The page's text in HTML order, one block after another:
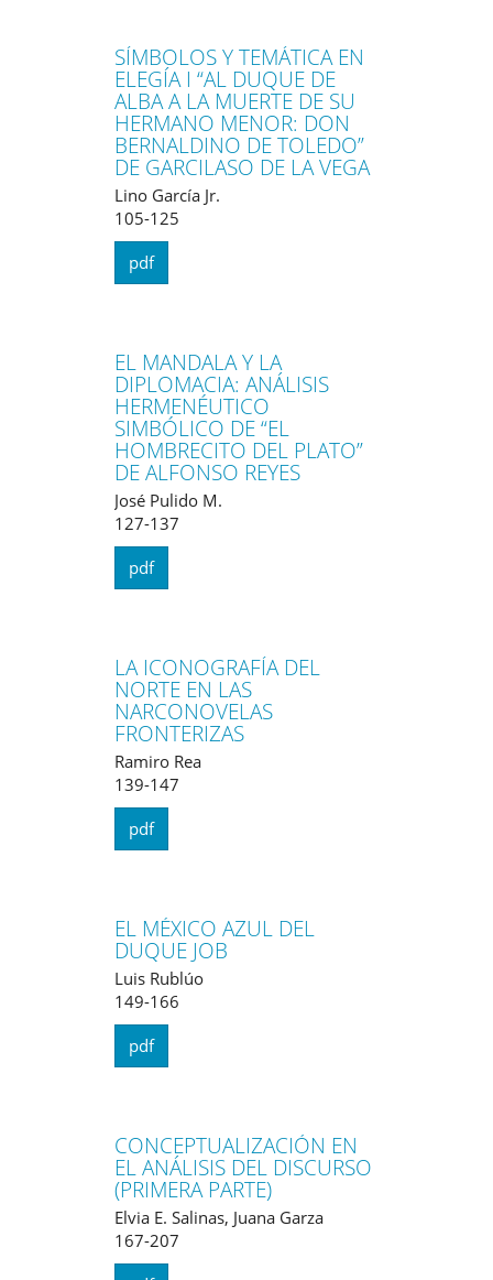
SÍMBOLOS Y TEMÁTICA EN
ELEGÍA I “AL DUQUE DE
ALBA A LA MUERTE DE SU
HERMANO MENOR: DON
BERNALDINO DE TOLEDO”
DE GARCILASO DE LA VEGA
Lino García Jr.
105-125
pdf
EL MANDALA Y LA
DIPLOMACIA: ANÁLISIS
HERMENÉUTICO
SIMBÓLICO DE “EL
HOMBRECITO DEL PLATO”
DE ALFONSO REYES
José Pulido M.
127-137
pdf
LA ICONOGRAFÍA DEL
NORTE EN LAS
NARCONOVELAS
FRONTERIZAS
Ramiro Rea
139-147
pdf
EL MÉXICO AZUL DEL
DUQUE JOB
Luis Rublúo
149-166
pdf
CONCEPTUALIZACIÓN EN
EL ANÁLISIS DEL DISCURSO
(PRIMERA PARTE)
Elvia E. Salinas, Juana Garza
167-207